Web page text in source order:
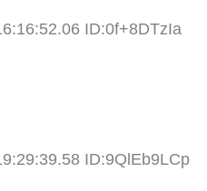
ID:0f+8DTzIa
ID:9QlEb9LCp